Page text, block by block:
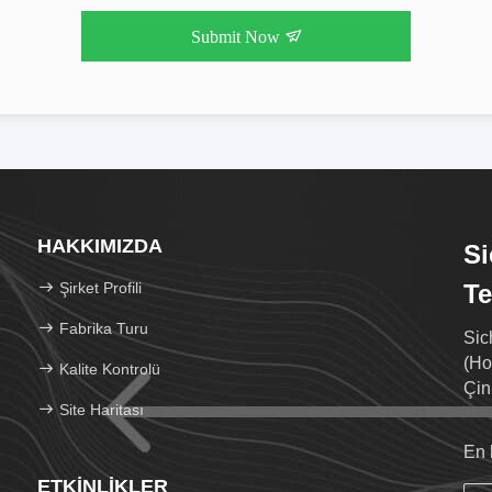
Submit Now
HAKKIMIZDA
Şirket Profili
Fabrika Turu
Kalite Kontrolü
Site Haritası
ETKINLIKLER
En